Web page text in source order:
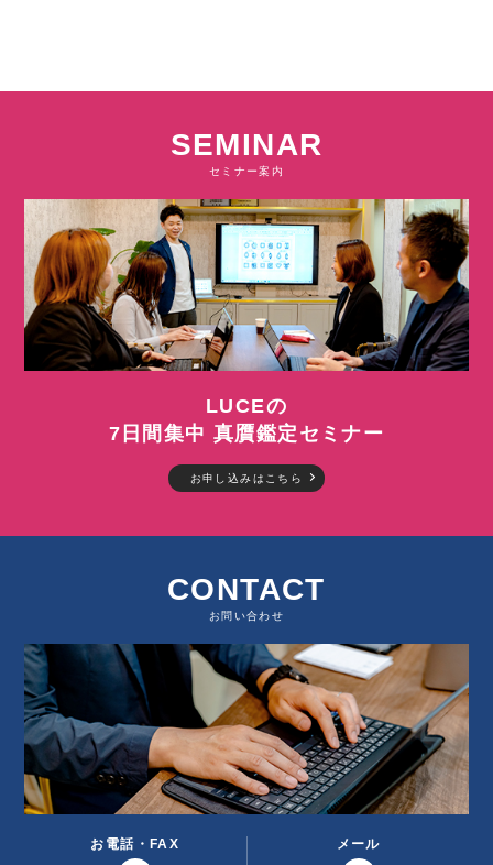
SEMINAR
セミナー案内
LUCEの
7日間集中 真贋鑑定セミナー
お申し込みはこちら
CONTACT
お問い合わせ
お電話・FAX メール